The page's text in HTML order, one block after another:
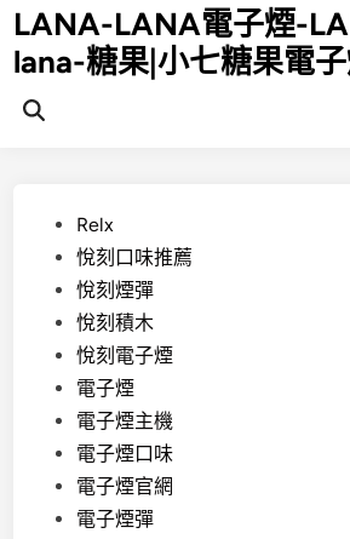
Skip
to
content
LANA-LANA電子煙-
lana-糖果|小七糖果電
Open
PostedRelx
悅刻口味推薦
悅刻煙彈
悅刻積木
悅刻電子煙
電子煙
電子煙主機
電子煙口味
電子煙官網
電子煙彈